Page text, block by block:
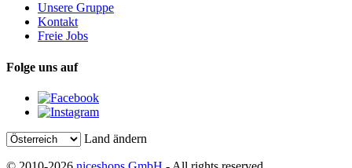
Unsere Gruppe
Kontakt
Freie Jobs
Folge uns auf
Land ändern